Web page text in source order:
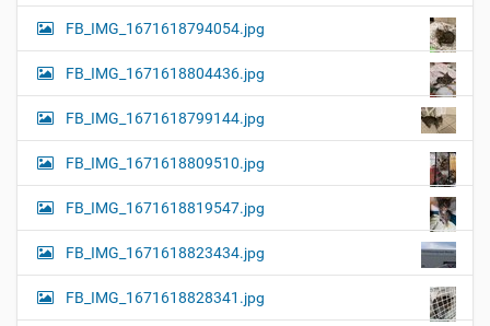
FB_IMG_1671618794054.jpg
FB_IMG_1671618804436.jpg
FB_IMG_1671618799144.jpg
FB_IMG_1671618809510.jpg
FB_IMG_1671618819547.jpg
FB_IMG_1671618823434.jpg
FB_IMG_1671618828341.jpg